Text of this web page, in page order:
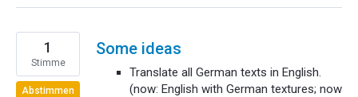
Some ideas
Translate all German texts in English.
(now: English with German textures; now
1
Stimme
Abstimmen